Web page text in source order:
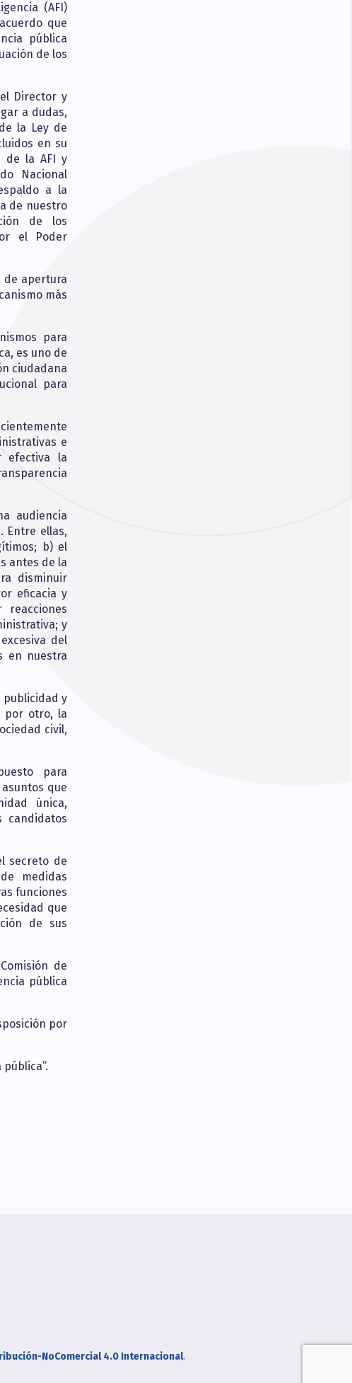
(AFI)
que
pública
de los
Director y
a dudas,
la Ley de
en su
de la AFI y
Nacional
a la
de nuestro
de los
el Poder
de apertura
más
para
es uno de
ciudadana
para
e
efectiva la
audiencia
Entre ellas,
b) el
antes de la
disminuir
eficacia y
y
del
en nuestra
publicidad y
por otro, la
civil,
para
que
única,
secreto de
medidas
funciones
que
de sus
de
pública
por
NoComercial 4.0 Internacional.